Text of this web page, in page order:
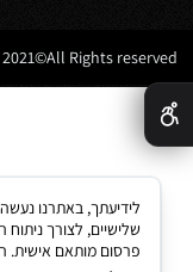
שלישיים, לצורך
פרסום מותאם